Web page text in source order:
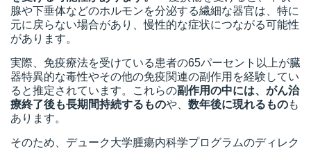
腺や下垂体などのホルモンを分泌する繊細な器官は、特に
元に戻らない場合があり、慢性的な症状につながる可能性
があります。
実際、免疫療法を受けている患者の65パーセント以上が臓
器特異的な毒性やその他の免疫関連の副作用を経験してい
ると推定されています。これらの副作用の中には、がん治
療終了後も長期間持続するものや、 数年後に現れるものも
あります。
そのため、デューク大学腫瘍内科学プログラムのディレク